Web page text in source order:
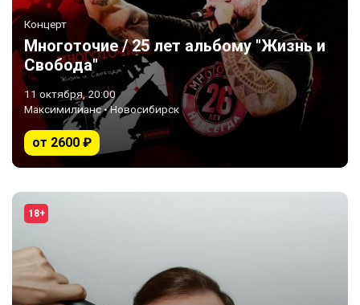
Концерт
Многоточие / 25 лет альбому "Жизнь и
Свобода"
11 октября, 20:00
Максимилианс • Новосибирск
от 2600 ₽
18+